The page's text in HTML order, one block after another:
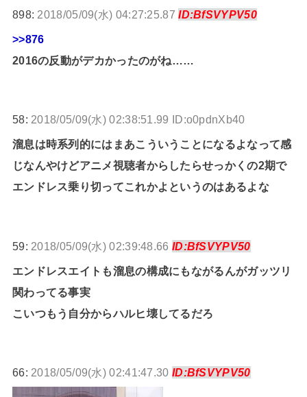
898: 2018/05/09(水) 04:27:25.87ID:BfSVYPV50
>>876
2016の反動がデカかったのがね……
58: 2018/05/09(水) 02:38:51.99 ID:o0pdnXb40
溜息は時系列的にはまあこういうことになるよなって感
じなんやけどアニメ視聴者からしたらせっかくの2期で
エンドレス乗り切ってこれかよというのはあるよな
59: 2018/05/09(水) 02:39:48.66 ID:BfSVYPV50
エンドレスエイトも溜息の構成にもながるんがガッツリ
関わってる事実
こいつもう自分からハルヒ壊してるだろ
66: 2018/05/09(水) 02:41:47.30 ID:BfSVYPV50